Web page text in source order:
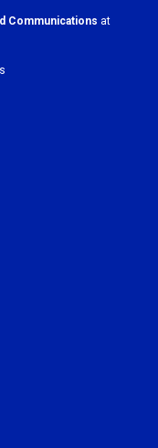
Communications at